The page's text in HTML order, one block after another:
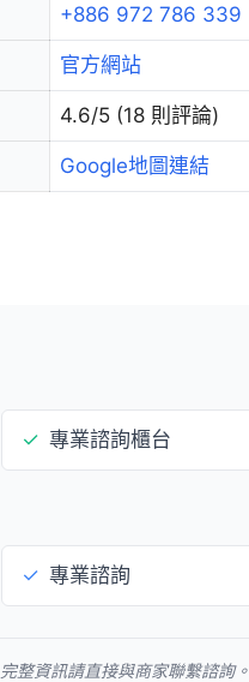
+886 972 786 339
官方網站
4.6/5 (18 則評論)
Google地圖連結
✓ 專業諮詢櫃台
✓ 專業諮詢
整資訊請直接與商家聯繫諮詢。